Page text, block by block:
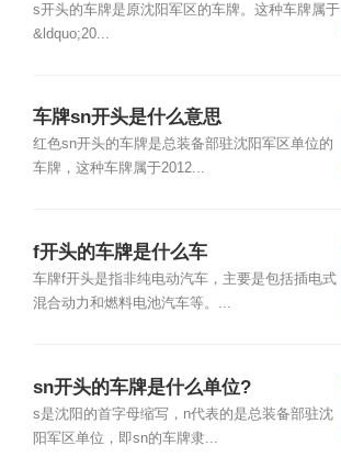
s开头的车牌是原沈阳军区的车牌。这种车牌属于
&ldquo;20...
车牌sn开头是什么意思
红色sn开头的车牌是总装备部驻沈阳军区单位的
车牌，这种车牌属于2012...
f开头的车牌是什么车
车牌f开头是指非纯电动汽车，主要是包括插电式
混合动力和燃料电池汽车等。...
sn开头的车牌是什么单位?
s是沈阳的首字母缩写，n代表的是总装备部驻沈
阳军区单位，即sn的车牌隶...